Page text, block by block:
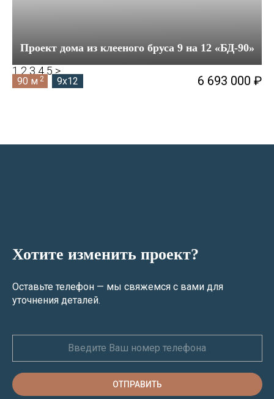
Проект дома из клееного бруса 9 на 12 «БД-90»
90 м 2 9x12 6 693 000 ₽
1 2 3 4 5 >
Хотите изменить проект?
Оставьте телефон — мы свяжемся с вами для
уточнения деталей.
ОТПРАВИТЬ